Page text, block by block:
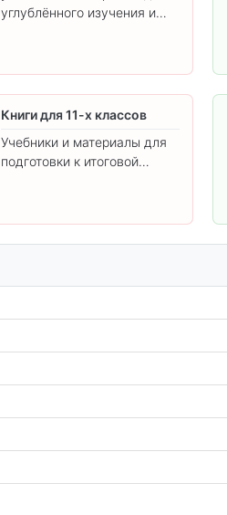
углублённого изучения и
Книги для 11-х классов
Учебники и материалы для
подготовки к итоговой